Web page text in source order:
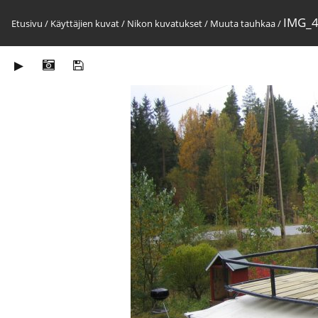
Etusivu / Käyttäjien kuvat/ Nikon kuvatukset/ Muuta tauhkaa/